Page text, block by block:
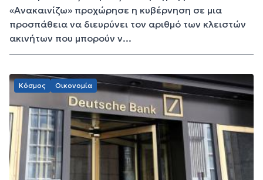
«Ανακαινίζω» προχώρησε η κυβέρνηση σε μια
προσπάθεια να διευρύνει τον αριθμό των κλειστών
ακινήτων που μπορούν ν...
Κόσμος Οικονομία